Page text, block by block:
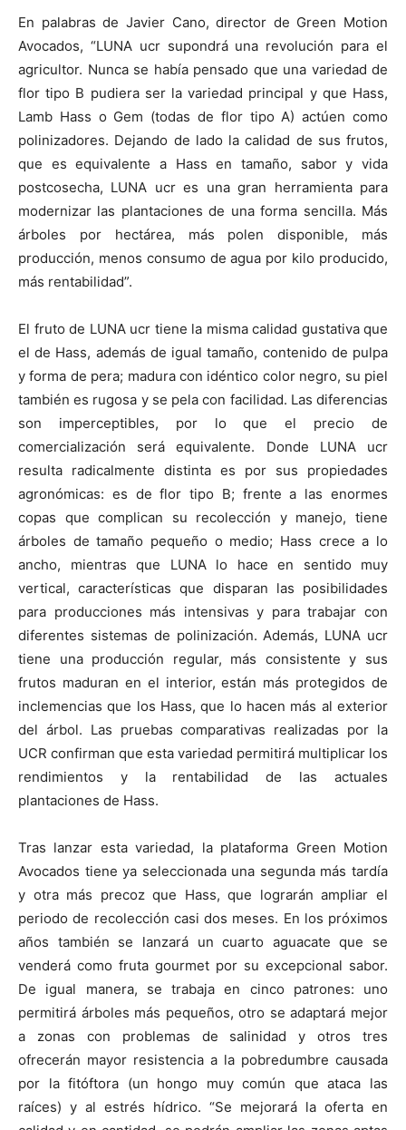
En palabras de Javier Cano, director de Green Motion
Avocados, “LUNA ucr supondrá una revolución para el
agricultor. Nunca se había pensado que una variedad de
flor tipo B pudiera ser la variedad principal y que Hass,
Lamb Hass o Gem (todas de flor tipo A) actúen como
polinizadores. Dejando de lado la calidad de sus frutos,
que es equivalente a Hass en tamaño, sabor y vida
postcosecha, LUNA ucr es una gran herramienta para
modernizar las plantaciones de una forma sencilla. Más
árboles por hectárea, más polen disponible, más
producción, menos consumo de agua por kilo producido,
más rentabilidad”.
El fruto de LUNA ucr tiene la misma calidad gustativa que
el de Hass, además de igual tamaño, contenido de pulpa
y forma de pera; madura con idéntico color negro, su piel
también es rugosa y se pela con facilidad. Las diferencias
son imperceptibles, por lo que el precio de
comercialización será equivalente. Donde LUNA ucr
resulta radicalmente distinta es por sus propiedades
agronómicas: es de flor tipo B; frente a las enormes
copas que complican su recolección y manejo, tiene
árboles de tamaño pequeño o medio; Hass crece a lo
ancho, mientras que LUNA lo hace en sentido muy
vertical, características que disparan las posibilidades
para producciones más intensivas y para trabajar con
diferentes sistemas de polinización. Además, LUNA ucr
tiene una producción regular, más consistente y sus
frutos maduran en el interior, están más protegidos de
inclemencias que los Hass, que lo hacen más al exterior
del árbol. Las pruebas comparativas realizadas por la
UCR confirman que esta variedad permitirá multiplicar los
rendimientos y la rentabilidad de las actuales
plantaciones de Hass.
Tras lanzar esta variedad, la plataforma Green Motion
Avocados tiene ya seleccionada una segunda más tardía
y otra más precoz que Hass, que lograrán ampliar el
periodo de recolección casi dos meses. En los próximos
años también se lanzará un cuarto aguacate que se
venderá como fruta gourmet por su excepcional sabor.
De igual manera, se trabaja en cinco patrones: uno
permitirá árboles más pequeños, otro se adaptará mejor
a zonas con problemas de salinidad y otros tres
ofrecerán mayor resistencia a la pobredumbre causada
por la fitóftora (un hongo muy común que ataca las
raíces) y al estrés hídrico. “Se mejorará la oferta en